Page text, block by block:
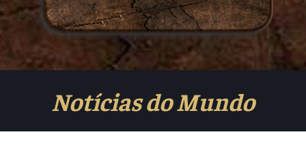
Notícias do Mundo